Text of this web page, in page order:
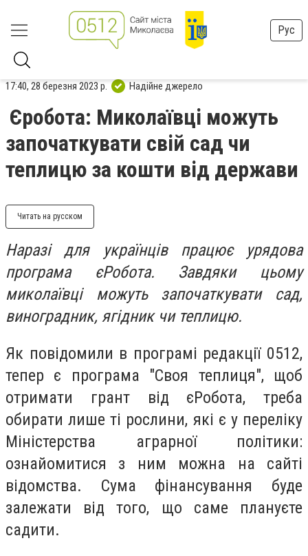
Рус
17:40, 28 березня 2023 р. Надійне джерело
Єробота: Миколаївці можуть
започаткувати свій сад чи
теплицю за кошти від держави
Читать на русском
Наразі для українців працює урядова
програма єРобота. Завдяки цьому
миколаївці можуть започаткувати сад,
виноградник, ягідник чи теплицю.
Як повідомили в програмі редакції 0512,
тепер є програма "Своя теплиця", щоб
отримати грант від єРобота, треба
обирати лише ті рослини, які є у переліку
Міністерства аграрної політики:
ознайомитися з ним можна на сайті
відомства. Сума фінансування буде
залежати від того, що саме плануєте
садити.